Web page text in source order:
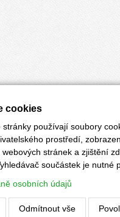
cookies
stránky používají soubory
prostředí,
stránek a zjištění
součástek je nutné
osobních údajů
Odmítnout vše